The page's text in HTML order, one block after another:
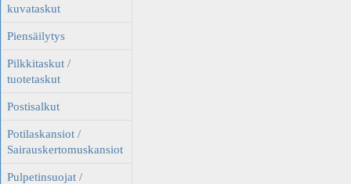
kuvataskut
Piensäilytys
Pilkkitaskut /
tuotetaskut
Postisalkut
Potilaskansiot /
Sairauskertomuskansiot
Pulpetinsuojat /